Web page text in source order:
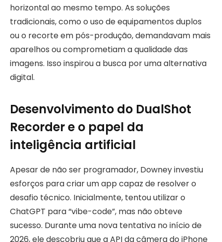
horizontal ao mesmo tempo. As soluções
tradicionais, como o uso de equipamentos duplos
ou o recorte em pós-produção, demandavam mais
aparelhos ou comprometiam a qualidade das
imagens. Isso inspirou a busca por uma alternativa
digital.
Desenvolvimento do DualShot
Recorder e o papel da
inteligência artificial
Apesar de não ser programador, Downey investiu
esforços para criar um app capaz de resolver o
desafio técnico. Inicialmente, tentou utilizar o
ChatGPT para “vibe-code”, mas não obteve
sucesso. Durante uma nova tentativa no início de
2026, ele descobriu que a API da câmera do iPhone